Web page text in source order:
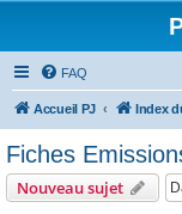
FAQ
Accueil PJ Index
Fiches
Nouveau sujet